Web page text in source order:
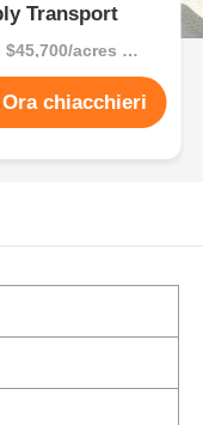
Transport
Prezzo：$45,700/acres 1-49 acres
Ora chiacchieri